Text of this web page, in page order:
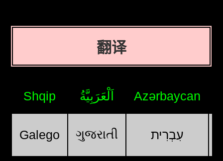
翻译
Shqip اَلْعَرَبِيَّةُ Azərbaycan
Galego ગુજરાતી עִבְרִית